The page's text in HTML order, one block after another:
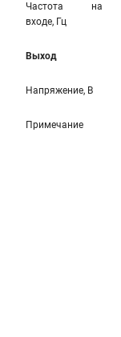
Частота на
входе, Гц
Выход
Напряжение, В
Примечание